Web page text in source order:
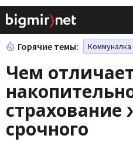
Горячие темы: Коммуналка
Чем
страхование
срочного